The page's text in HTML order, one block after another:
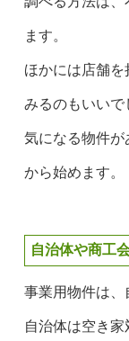
ます。
ほかには店舗
みるのもいいで
気になる物件が
から始めます。
自治体や商工
事業用物件は、
自治体は空き